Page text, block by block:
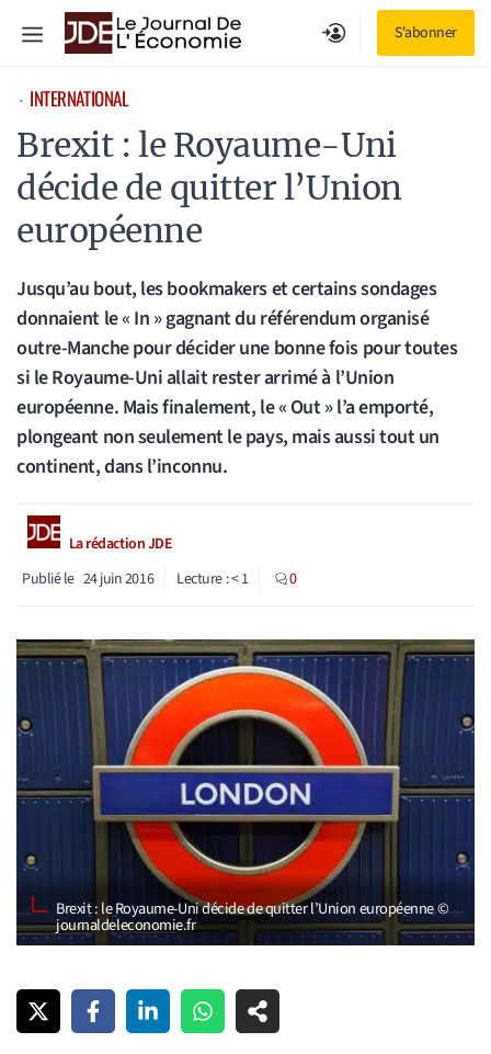
S'abonner
Menu
⋅ INTERNATIONAL
Brexit : le Royaume-Uni
décide de quitter l’Union
européenne
Jusqu’au bout, les bookmakers et certains sondages
donnaient le « In » gagnant du référendum organisé
outre-Manche pour décider une bonne fois pour toutes
si le Royaume-Uni allait rester arrimé à l’Union
européenne. Mais finalement, le « Out » l’a emporté,
plongeant non seulement le pays, mais aussi tout un
continent, dans l’inconnu.
La rédaction JDE
Publié le 24 juin 2016 Lecture :< 1 0
Brexit : le Royaume-Uni décide de quitter l’Union européenne ©
journaldeleconomie.fr